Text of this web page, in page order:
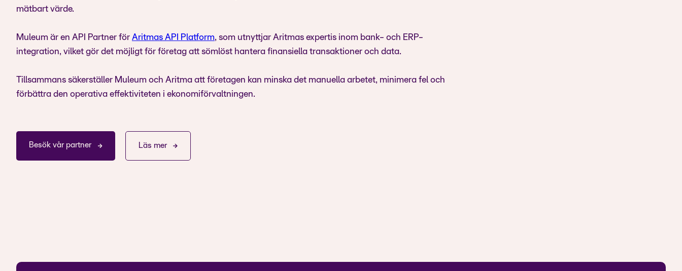
mätbart värde.
Muleum är en API Partner för Aritmas API Platform, som utnyttjar Aritmas expertis inom bank- och ERP-
integration, vilket gör det möjligt för företag att sömlöst hantera finansiella transaktioner och data.
Tillsammans säkerställer Muleum och Aritma att företagen kan minska det manuella arbetet, minimera fel och
förbättra den operativa effektiviteten i ekonomiförvaltningen.
Besök vår partner Läs mer